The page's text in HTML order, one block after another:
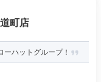
町店
ハットグループ！